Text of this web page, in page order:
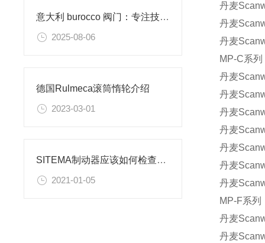
意大利 burocco 阀门：专注技术的流体控制设备​
2025-08-06
德国Rulmeca滚筒惰轮介绍
2023-03-01
SITEMA制动器应该如何检查，重点在哪里？
2021-01-05
丹麦
丹麦
丹麦
MP-C系列
丹麦
丹麦
丹麦
丹麦
丹麦
丹麦
丹麦
MP-F系列
丹麦
丹麦